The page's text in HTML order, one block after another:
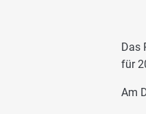
Das
für
Am